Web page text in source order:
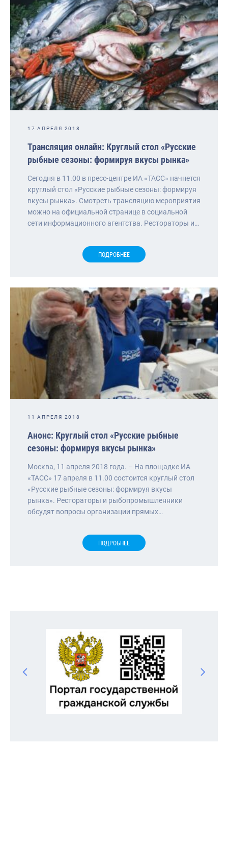
17 АПРЕЛЯ 2018
Трансляция онлайн: Круглый стол «Русские
рыбные сезоны: формируя вкусы рынка»
Сегодня в 11.00 в пресс-центре ИА «ТАСС» начнется
круглый стол «Русские рыбные сезоны: формируя
вкусы рынка». Смотреть трансляцию мероприятия
можно на официальной странице в социальной
сети информационного агентства. Рестораторы и…
ПОДРОБНЕЕ
11 АПРЕЛЯ 2018
Анонс: Круглый стол «Русские рыбные
сезоны: формируя вкусы рынка»
Москва, 11 апреля 2018 года. – На площадке ИА
«ТАСС» 17 апреля в 11.00 состоится круглый стол
«Русские рыбные сезоны: формируя вкусы
рынка». Рестораторы и рыбопромышленники
обсудят вопросы организации прямых…
ПОДРОБНЕЕ